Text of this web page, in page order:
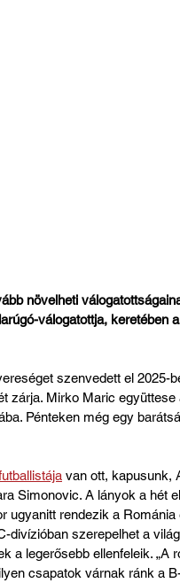
növelheti
válogatottja, keretében
szenvedett el 2025-
zárja. Mirko Maric
Pénteken még egy
van ott, kapusunk,
Simonovic. A lányok a hét
ugyanitt rendezik a
divízióban szerepelhet a
a legerősebb ellenfeleik. „A
csapatok várnak ránk a